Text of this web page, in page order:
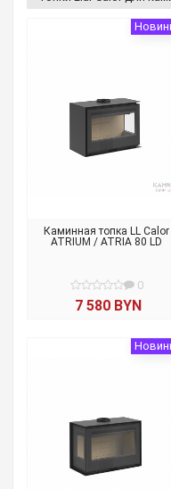
Каминная топка LL Calor
ATRIUM / ATRIA 80 LD
0
7 580 BYN